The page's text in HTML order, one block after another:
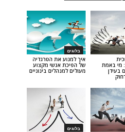
בלוגים
איך למנוע את הטרגדיה
של הפיכת אנשי מקצוע
מעולים למנהלים בינוניים
בלוגים